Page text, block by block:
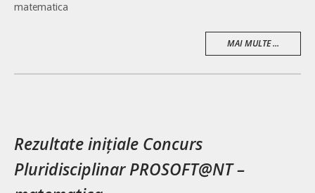
matematica
MAI MULTE ...
Rezultate inițiale Concurs
Pluridisciplinar PROSOFT@NT –